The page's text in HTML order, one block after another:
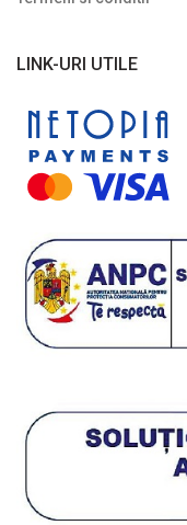
LINK-URI UTILE